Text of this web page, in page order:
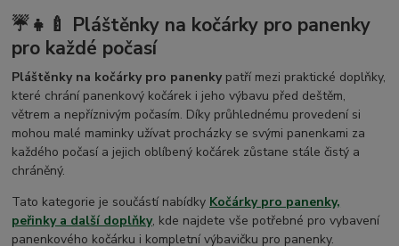
☔👧🍼 Pláštěnky na kočárky pro panenky
pro každé počasí
Pláštěnky na kočárky pro panenkypatří mezi praktické doplňky,
které chrání panenkový kočárek i jeho výbavu před deštěm,
větrem a nepříznivým počasím. Díky průhlednému provedení si
mohou malé maminky užívat procházky se svými panenkami za
každého počasí a jejich oblíbený kočárek zůstane stále čistý a
chráněný.
Tato kategorie je součástí nabídky Kočárky pro panenky,
peřinky a další doplňky, kde najdete vše potřebné pro vybavení
panenkového kočárku i kompletní výbavičku pro panenky.